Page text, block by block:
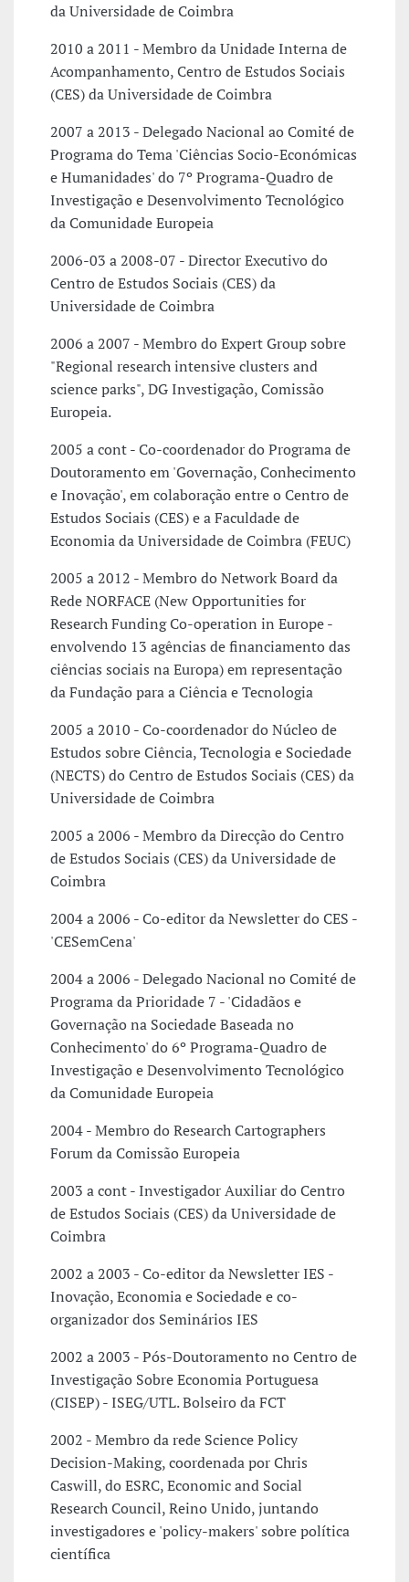
da Universidade de Coimbra
2010 a 2011 - Membro da Unidade Interna de
Acompanhamento, Centro de Estudos Sociais
(CES) da Universidade de Coimbra
2007 a 2013 - Delegado Nacional ao Comité de
Programa do Tema 'Ciências Socio-Económicas
e Humanidades' do 7º Programa-Quadro de
Investigação e Desenvolvimento Tecnológico
da Comunidade Europeia
2006-03 a 2008-07 - Director Executivo do
Centro de Estudos Sociais (CES) da
Universidade de Coimbra
2006 a 2007 - Membro do Expert Group sobre
"Regional research intensive clusters and
science parks", DG Investigação, Comissão
Europeia.
2005 a cont - Co-coordenador do Programa de
Doutoramento em 'Governação, Conhecimento
e Inovação', em colaboração entre o Centro de
Estudos Sociais (CES) e a Faculdade de
Economia da Universidade de Coimbra (FEUC)
2005 a 2012 - Membro do Network Board da
Rede NORFACE (New Opportunities for
Research Funding Co-operation in Europe -
envolvendo 13 agências de financiamento das
ciências sociais na Europa) em representação
da Fundação para a Ciência e Tecnologia
2005 a 2010 - Co-coordenador do Núcleo de
Estudos sobre Ciência, Tecnologia e Sociedade
(NECTS) do Centro de Estudos Sociais (CES) da
Universidade de Coimbra
2005 a 2006 - Membro da Direcção do Centro
de Estudos Sociais (CES) da Universidade de
Coimbra
2004 a 2006 - Co-editor da Newsletter do CES -
'CESemCena'
2004 a 2006 - Delegado Nacional no Comité de
Programa da Prioridade 7 - 'Cidadãos e
Governação na Sociedade Baseada no
Conhecimento' do 6º Programa-Quadro de
Investigação e Desenvolvimento Tecnológico
da Comunidade Europeia
2004 - Membro do Research Cartographers
Forum da Comissão Europeia
2003 a cont - Investigador Auxiliar do Centro
de Estudos Sociais (CES) da Universidade de
Coimbra
2002 a 2003 - Co-editor da Newsletter IES -
Inovação, Economia e Sociedade e co-
organizador dos Seminários IES
2002 a 2003 - Pós-Doutoramento no Centro de
Investigação Sobre Economia Portuguesa
(CISEP) - ISEG/UTL. Bolseiro da FCT
2002 - Membro da rede Science Policy
Decision-Making, coordenada por Chris
Caswill, do ESRC, Economic and Social
Research Council, Reino Unido, juntando
investigadores e 'policy-makers' sobre política
científica